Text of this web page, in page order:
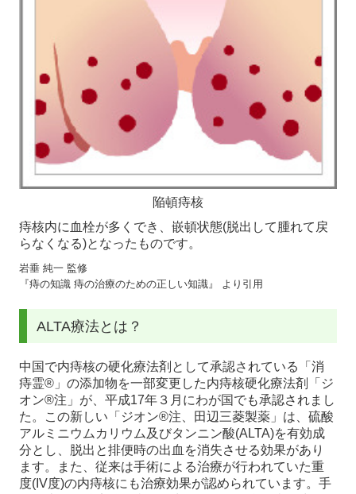
陥頓痔核
痔核内に血栓が多くでき、嵌頓状態(脱出して腫れて戻
らなくなる)となったものです。
岩垂 純一 監修
『痔の知識 痔の治療のための正しい知識』 より引用
ALTA療法とは？
中国で内痔核の硬化療法剤として承認されている「消
痔霊®」の添加物を一部変更した内痔核硬化療法剤「ジ
オン®注」が、平成17年３月にわが国でも承認されまし
た。この新しい「ジオン®注、田辺三菱製薬」は、硫酸
アルミニウムカリウム及びタンニン酸(ALTA)を有効成
分とし、脱出と排便時の出血を消失させる効果があり
ます。また、従来は手術による治療が行われていた重
度(IV度)の内痔核にも治療効果が認められています。手